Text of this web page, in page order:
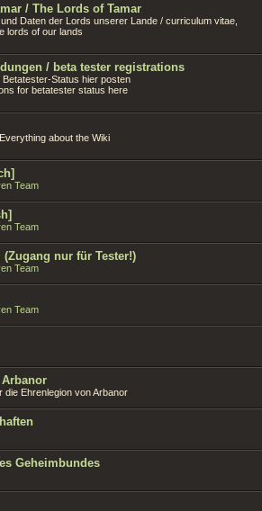
/ The Lords of Tamar
Daten der Lords unserer Lande / curriculum vitae,
lords of our lands
/ beta tester registrations
Betatester-Status hier posten
for betatester status here
about the Wiki
Team
Team
(Zugang nur für Tester!)
Team
Team
die Ehrenlegion von Arbanor
Geheimbundes